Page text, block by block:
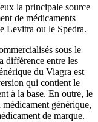
la principale source
de médicaments
Levitra ou le Spedra.
sous le
différence entre les
du Viagra est
qui contient le
à la base. En outre, le
générique,
de marque.